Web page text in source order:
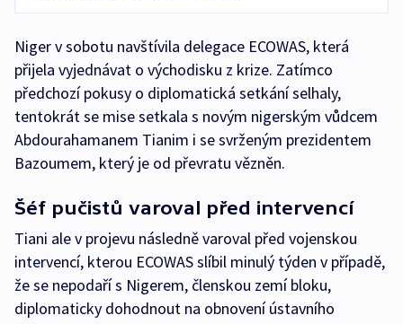
Niger v sobotu navštívila delegace ECOWAS, která
přijela vyjednávat o východisku z krize. Zatímco
předchozí pokusy o diplomatická setkání selhaly,
tentokrát se mise setkala s novým nigerským vůdcem
Abdourahamanem Tianim i se svrženým prezidentem
Bazoumem, který je od převratu vězněn.
Šéf pučistů varoval před intervencí
Tiani ale v projevu následně varoval před vojenskou
intervencí, kterou ECOWAS slíbil minulý týden v případě,
že se nepodaří s Nigerem, členskou zemí bloku,
diplomaticky dohodnout na obnovení ústavního